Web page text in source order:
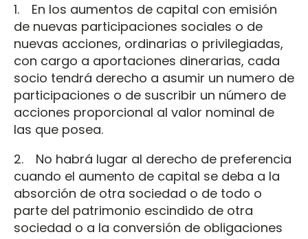
1. En los aumentos de capital con emisión
de nuevas participaciones sociales o de
nuevas acciones, ordinarias o privilegiadas,
con cargo a aportaciones dinerarias, cada
socio tendrá derecho a asumir un numero de
participaciones o de suscribir un número de
acciones proporcional al valor nominal de
las que posea.
2. No habrá lugar al derecho de preferencia
cuando el aumento de capital se deba a la
absorción de otra sociedad o de todo o
parte del patrimonio escindido de otra
sociedad o a la conversión de obligaciones